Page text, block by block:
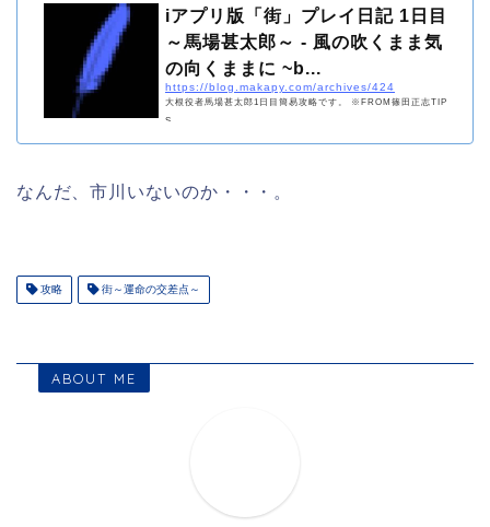
iアプリ版「街」プレイ日記 1日目
～馬場甚太郎～ - 風の吹くまま気
の向くままに ~b...
https://blog.makapy.com/archives/424
大根役者馬場甚太郎1日目簡易攻略です。 ※FROM篠田正志TIP
S ...
なんだ、市川いないのか・・・。
攻略 街～運命の交差点～
ABOUT ME